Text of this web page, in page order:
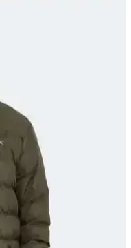
Üretimi: Süreç,
yünün hazırlanmasından
bir süreçtir. Farklı yün
ortaya çıkarılmıştır.
ve Tam Astarlı
yapısıyla konforlu ve
kişiye özel
Kaban Tasarımı ve